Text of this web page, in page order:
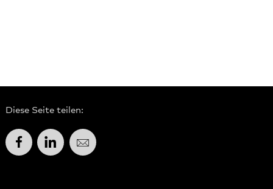
Diese Seite teilen:
FacebookLinkedInE-Mail